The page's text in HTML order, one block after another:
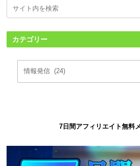
カテゴリー
7日間アフィリエイト無料